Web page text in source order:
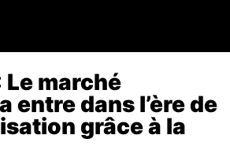
marché
entre dans l’ère de
grâce à la